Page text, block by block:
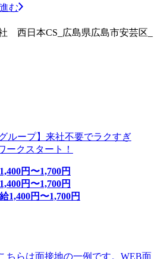
む
西日本CS_広島県広島市安芸区_
ループ】来社不要でラクすぎ
クスタート！
1,400円〜1,700円
1,400円〜1,700円
1,400円〜1,700円
ちらは面接地の一例です。WEB面